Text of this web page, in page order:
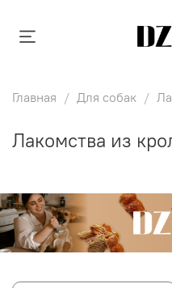
Главная Для собак
Лакомства из